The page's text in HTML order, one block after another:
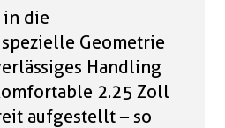
in die
Geometrie
Handling
2.25 Zoll
aufgestellt – so